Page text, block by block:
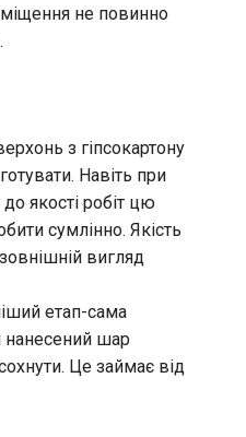
не повинно
з гіпсокартону
Навіть при
якості робіт цю
сумлінно. Якість
вигляд
етап-сама
шар
Це займає від